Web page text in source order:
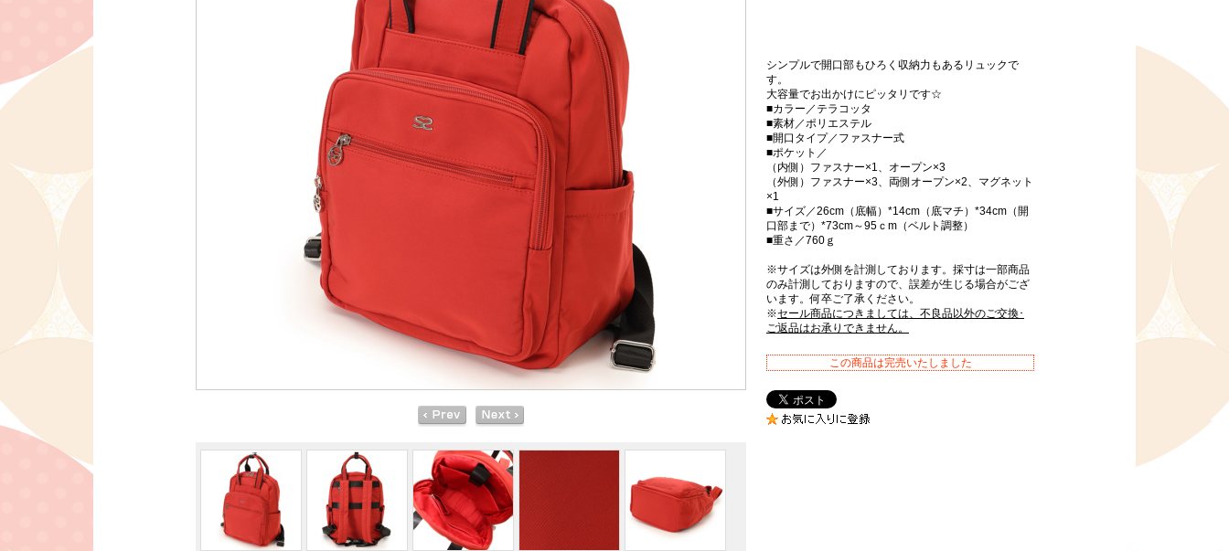
シンプルで開口部もひろく収納力もあるリュックで
す。
大容量でお出かけにピッタリです☆
■カラー／テラコッタ
■素材／ポリエステル
■開口タイプ／ファスナー式
■ポケット／
（内側）ファスナー×1、オープン×3
（外側）ファスナー×3、両側オープン×2、マグネット
×1
■サイズ／26cm（底幅）*14cm（底マチ）*34cm（開
口部まで）*73cm～95ｃm（ベルト調整）
■重さ／760ｇ
※サイズは外側を計測しております。採寸は一部商品
のみ計測しておりますので、誤差が生じる場合がござ
います。何卒ご了承ください。
※セール商品につきましては、不良品以外のご交換･
ご返品はお承りできません。
この商品は完売いたしました